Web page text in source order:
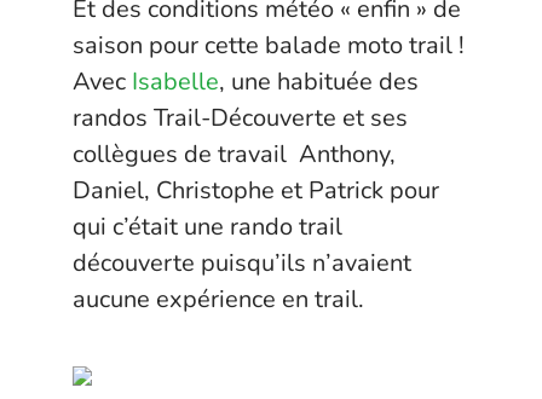
Et des conditions météo « enfin » de
saison pour cette balade moto trail !
Avec Isabelle, une habituée des
randos Trail-Découverte et ses
collègues de travail Anthony,
Daniel, Christophe et Patrick pour
qui c’était une rando trail
découverte puisqu’ils n’avaient
aucune expérience en trail.